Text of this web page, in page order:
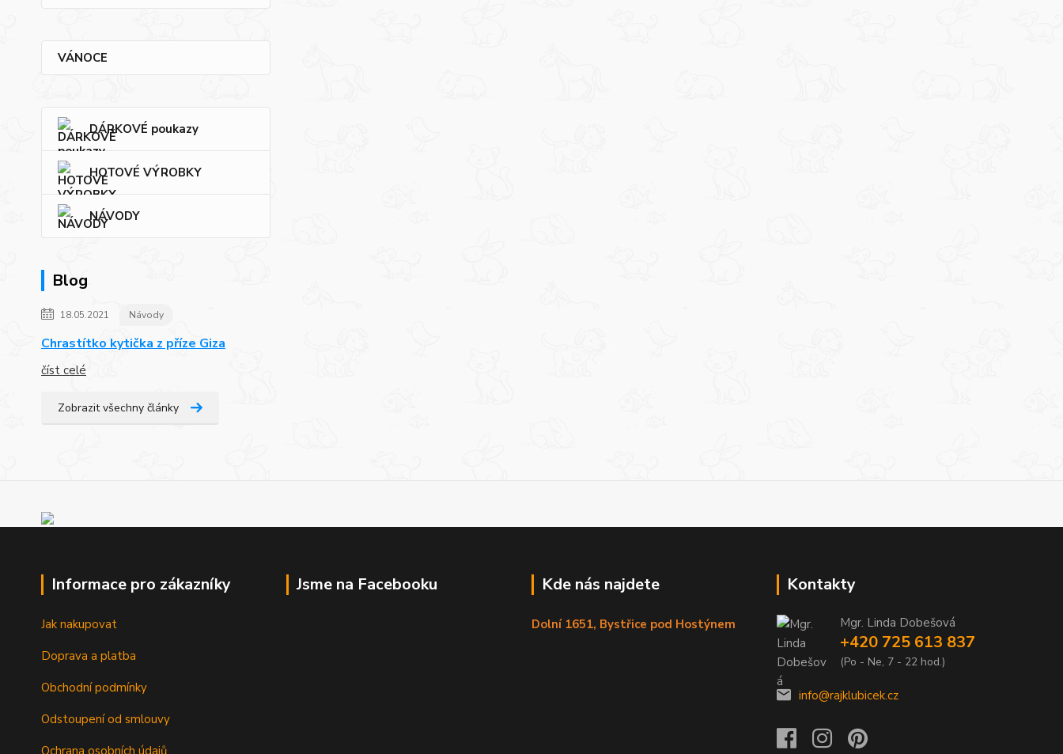
VÁNOCE
DÁRKOVÉ poukazy
HOTOVÉ VÝROBKY
NÁVODY
Blog
18.05.2021 Návody
Chrastítko kytička z příze Giza
číst celé
Zobrazit všechny články
Informace pro zákazníky
Jak nakupovat
Doprava a platba
Obchodní podmínky
Odstoupení od smlouvy
Ochrana osobních údajů
Jsme na Facebooku Kde nás najdete
Dolní 1651, Bystřice pod Hostýnem
Kontakty
Mgr. Linda Dobešová
+420 725 613 837
(Po - Ne, 7 - 22 hod.)
info@rajklubicek.cz